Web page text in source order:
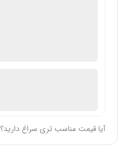
آیا قیمت مناسب تری سراغ دارید؟